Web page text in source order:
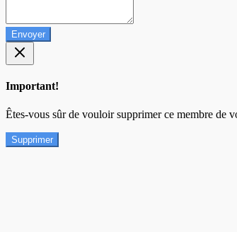
Envoyer
Important!
Êtes-vous sûr de vouloir supprimer ce membre de
Supprimer